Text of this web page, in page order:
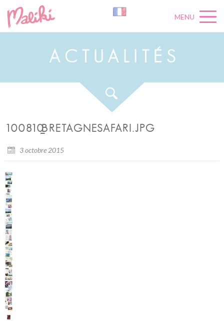
MENU
A C U A L É S
100810_BRETAGNESAFARI.JPG
3 octobre 2015